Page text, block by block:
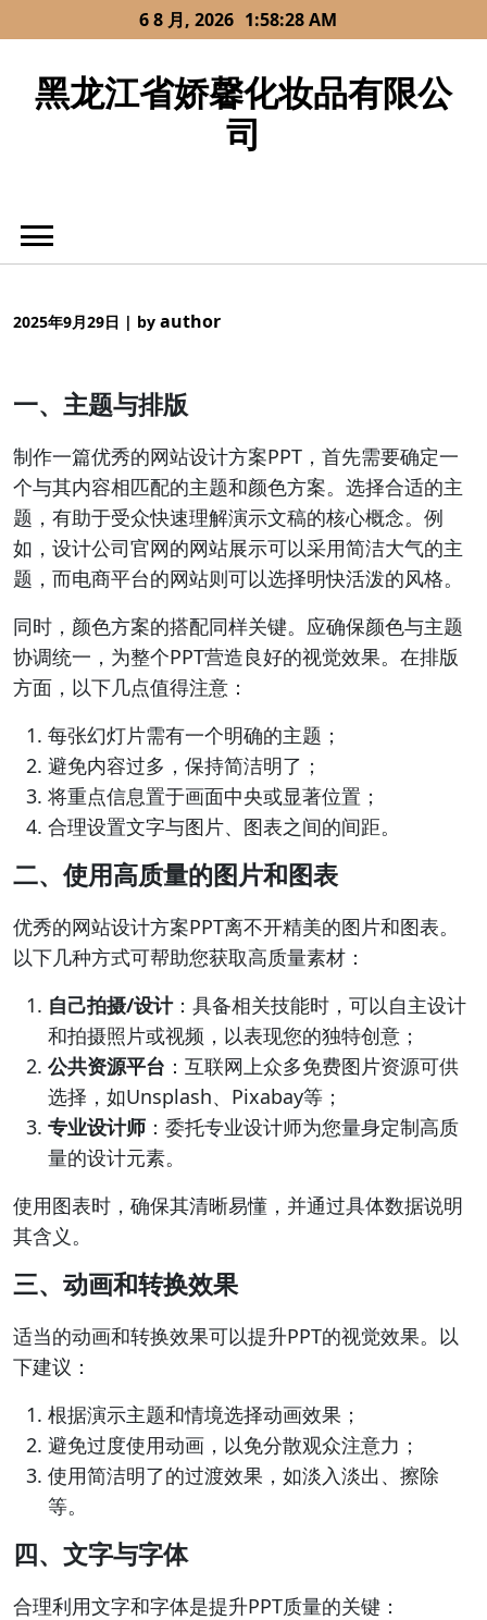
to
6 8 月, 2026 1:58:28 AM
黑龙江省娇馨化妆品有限公
司
2025年9月29日 | by author
一、主题与排版
制作一篇优秀的网站设计方案PPT，首先需要确定一
个与其内容相匹配的主题和颜色方案。选择合适的主
题，有助于受众快速理解演示文稿的核心概念。例
如，设计公司官网的网站展示可以采用简洁大气的主
题，而电商平台的网站则可以选择明快活泼的风格。
同时，颜色方案的搭配同样关键。应确保颜色与主题
协调统一，为整个PPT营造良好的视觉效果。在排版
方面，以下几点值得注意：
每张幻灯片需有一个明确的主题；
避免内容过多，保持简洁明了；
将重点信息置于画面中央或显著位置；
合理设置文字与图片、图表之间的间距。
二、使用高质量的图片和图表
优秀的网站设计方案PPT离不开精美的图片和图表。
以下几种方式可帮助您获取高质量素材：
自己拍摄/设计：具备相关技能时，可以自主设计
和拍摄照片或视频，以表现您的独特创意；
公共资源平台 ：互联网上众多免费图片资源可供
选择，如Unsplash、Pixabay等；
专业设计师 ：委托专业设计师为您量身定制高质
量的设计元素。
使用图表时，确保其清晰易懂，并通过具体数据说明
其含义。
三、动画和转换效果
适当的动画和转换效果可以提升PPT的视觉效果。以
下建议：
根据演示主题和情境选择动画效果；
避免过度使用动画，以免分散观众注意力；
使用简洁明了的过渡效果，如淡入淡出、擦除
等。
四、文字与字体
合理利用文字和字体是提升PPT质量的关键：